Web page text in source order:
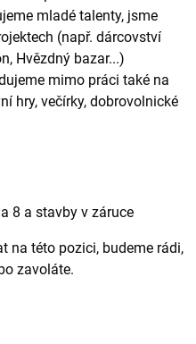
mladé talenty, jsme
(např. dárcovství
Hvězdný bazar...)
mimo práci také na
hry, večírky, dobrovolnické
8 a stavby v záruce
na této pozici, budeme rádi,
zavoláte.